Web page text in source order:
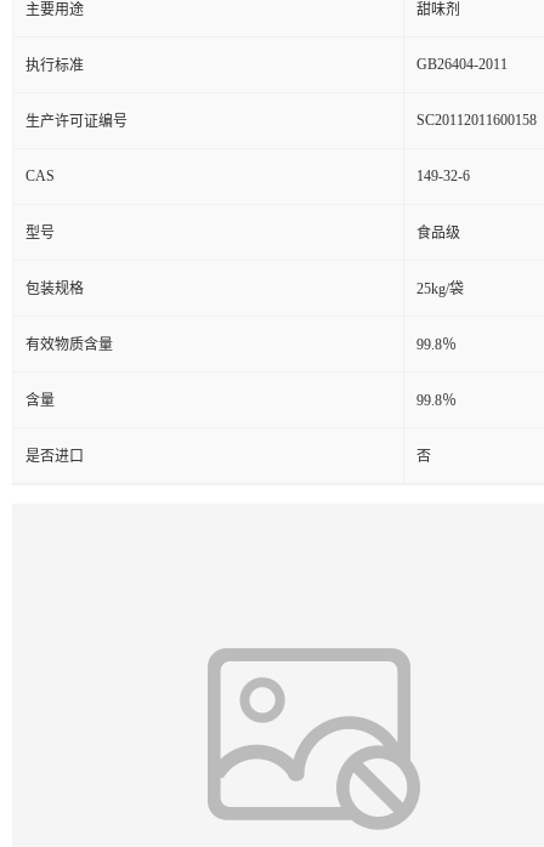
主要用途 甜味剂
执行标准 GB26404-2011
生产许可证编号 SC20112011600158
CAS 149-32-6
型号 食品级
包装规格 25kg/袋
有效物质含量 99.8％
含量 99.8％
是否进口 否